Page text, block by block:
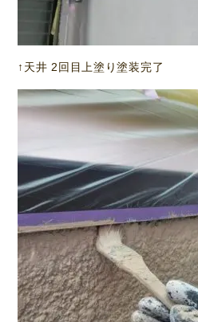
↑天井 2回目上塗り塗装完了